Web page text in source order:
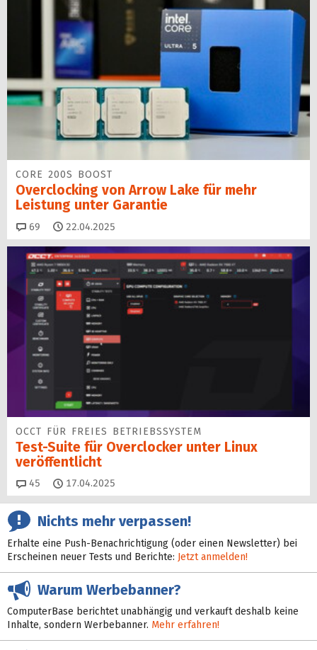
CORE 200S BOOST
Overclocking von Arrow Lake für mehr
Leistung unter Garantie
69 Kommentare
22.04.2025
OCCT FÜR FREIES BETRIEBSSYSTEM
Test-Suite für Overclocker unter Linux
veröffentlicht
45 Kommentare
17.04.2025
Nichts mehr verpassen!
Erhalte eine Push-Benachrichtigung (oder einen Newsletter) bei
Erscheinen neuer Tests und Berichte: Jetzt anmelden!
Warum Werbebanner?
ComputerBase berichtet unabhängig und verkauft deshalb keine
Inhalte, sondern Werbebanner. Mehr erfahren!